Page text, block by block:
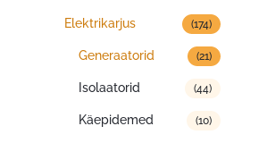
Tootekategooriad
Elektrikarjus (174)
Generaatorid (21)
Isolaatorid (44)
Käepidemed (10)